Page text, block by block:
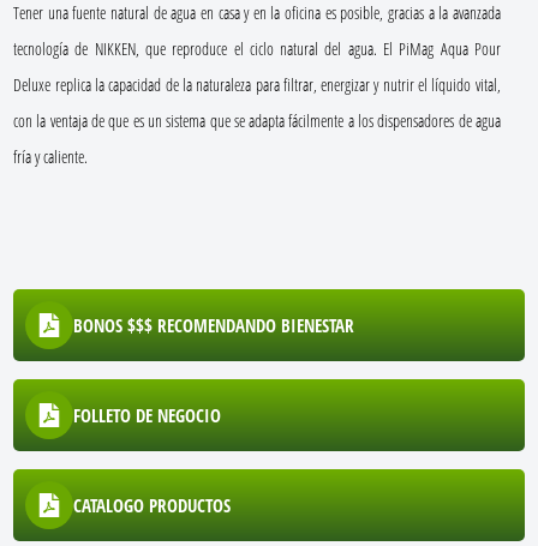
Tener una fuente natural de agua en casa y en la oficina es posible, gracias a la avanzada
tecnología de NIKKEN, que reproduce el ciclo natural del agua. El PiMag Aqua Pour
Deluxe replica la capacidad de la naturaleza para filtrar, energizar y nutrir el líquido vital,
con la ventaja de que es un sistema que se adapta fácilmente a los dispensadores de agua
fría y caliente.
BONOS $$$ RECOMENDANDO BIENESTAR
FOLLETO DE NEGOCIO
CATALOGO PRODUCTOS